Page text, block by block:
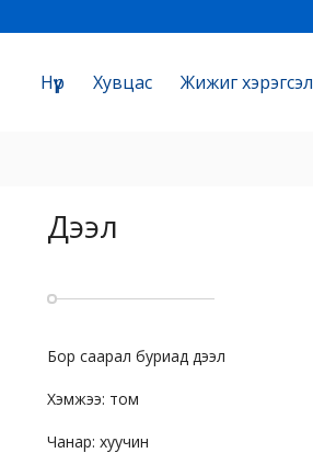
Нүүр Хувцас Жижиг хэрэгсэл
Дээл
Бор саарал буриад дээл
Хэмжээ: том
Чанар: хуучин